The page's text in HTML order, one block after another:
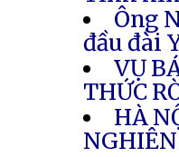
Ông
đầu đài
VỤ
THỨC
HÀ
NGHIÊN